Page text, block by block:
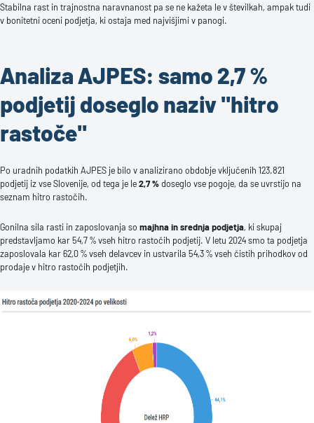
Stabilna rast in trajnostna naravnanost pa se ne kažeta le v številkah, ampak tudi
v bonitetni oceni podjetja, ki ostaja med najvišjimi v panogi.
Analiza AJPES: samo 2,7 %
podjetij doseglo naziv "hitro
rastoče"
Po uradnih podatkih AJPES je bilo v analizirano obdobje vključenih 123.821
podjetij iz vse Slovenije, od tega je le2,7 %doseglo vse pogoje, da se uvrstijo na
seznam hitro rastočih.
Gonilna sila rasti in zaposlovanja so majhna in srednja podjetja, ki skupaj
predstavljamo kar 54,7 % vseh hitro rastočih podjetij. V letu 2024 smo ta podjetja
zaposlovala kar 62,0 % vseh delavcev in ustvarila 54,3 % vseh čistih prihodkov od
prodaje v hitro rastočih podjetjih.